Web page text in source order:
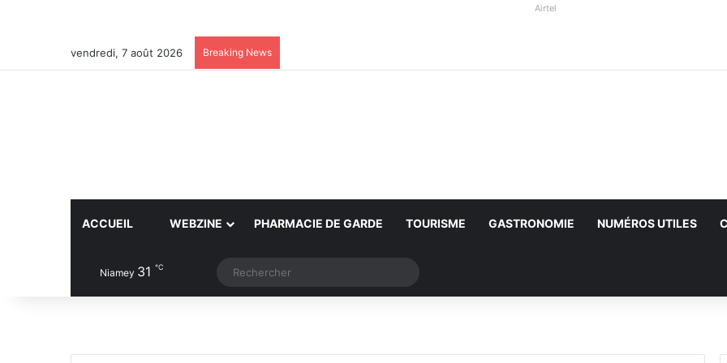
Airtel
vendredi, 7 août 2026 Breaking News
ACCUEIL WEBZINE PHARMACIE DE GARDE TOURISME GASTRONOMIE NUMÉROS UTILES
Niamey 31 ℃ Article Aléatoire
Switch skin